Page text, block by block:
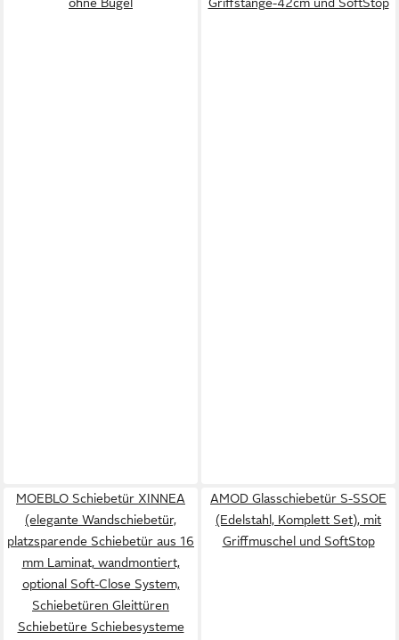
MOEBLO Schiebetür XINNEA
(elegante Wandschiebetür,
platzsparende Schiebetür aus 16
mm Laminat, wandmontiert,
optional Soft-Close System,
Schiebetüren Gleittüren
Schiebetüre Schiebesysteme
AMOD Glasschiebetür S-SSOE
(Edelstahl, Komplett Set), mit
Griffmuschel und SoftStop